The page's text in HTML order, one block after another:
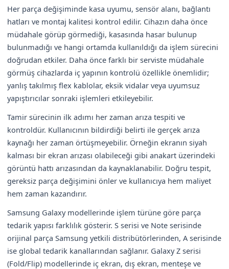
Her parça değişiminde kasa uyumu, sensör alanı, bağlantı
hatları ve montaj kalitesi kontrol edilir. Cihazın daha önce
müdahale görüp görmediği, kasasında hasar bulunup
bulunmadığı ve hangi ortamda kullanıldığı da işlem sürecini
doğrudan etkiler. Daha önce farklı bir serviste müdahale
görmüş cihazlarda iç yapının kontrolü özellikle önemlidir;
yanlış takılmış flex kablolar, eksik vidalar veya uyumsuz
yapıştırıcılar sonraki işlemleri etkileyebilir.
Tamir sürecinin ilk adımı her zaman arıza tespiti ve
kontroldür. Kullanıcının bildirdiği belirti ile gerçek arıza
kaynağı her zaman örtüşmeyebilir. Örneğin ekranın siyah
kalması bir ekran arızası olabileceği gibi anakart üzerindeki
görüntü hattı arızasından da kaynaklanabilir. Doğru tespit,
gereksiz parça değişimini önler ve kullanıcıya hem maliyet
hem zaman kazandırır.
Samsung Galaxy modellerinde işlem türüne göre parça
tedarik yapısı farklılık gösterir. S serisi ve Note serisinde
orijinal parça Samsung yetkili distribütörlerinden, A serisinde
ise global tedarik kanallarından sağlanır. Galaxy Z serisi
(Fold/Flip) modellerinde iç ekran, dış ekran, menteşe ve